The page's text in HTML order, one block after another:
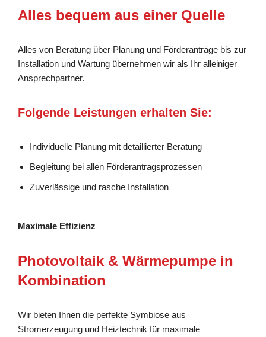
Alles bequem aus einer Quelle
Alles von Beratung über Planung und Förderanträge bis zur
Installation und Wartung übernehmen wir als Ihr alleiniger
Ansprechpartner.
Folgende Leistungen erhalten Sie:
Individuelle Planung mit detaillierter Beratung
Begleitung bei allen Förderantragsprozessen
Zuverlässige und rasche Installation
Maximale Effizienz
Photovoltaik & Wärmepumpe in
Kombination
Wir bieten Ihnen die perfekte Symbiose aus
Stromerzeugung und Heiztechnik für maximale